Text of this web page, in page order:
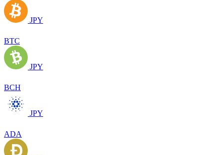
JPY
BTC
JPY
BCH
JPY
ADA